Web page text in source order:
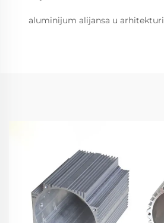
aluminijum alijansa u arhitekturi